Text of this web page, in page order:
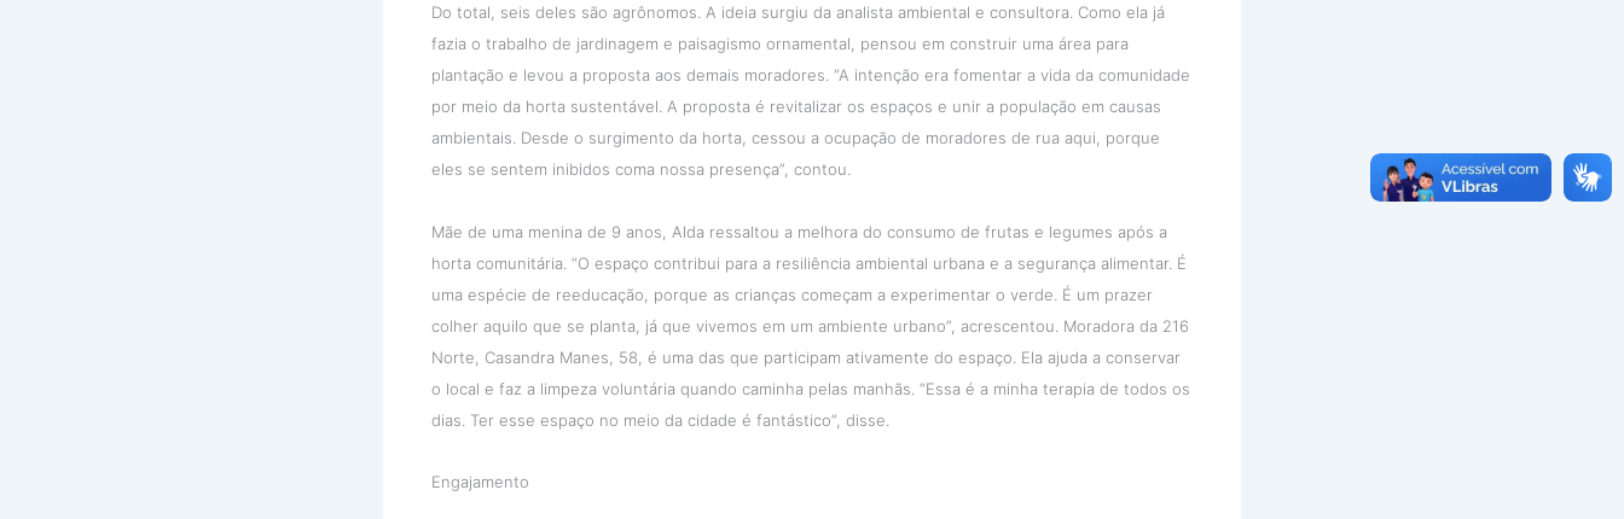
Do total, seis deles são agrônomos. A ideia surgiu da analista ambiental e consultora. Como ela já
fazia o trabalho de jardinagem e paisagismo ornamental, pensou em construir uma área para
plantação e levou a proposta aos demais moradores. “A intenção era fomentar a vida da comunidade
por meio da horta sustentável. A proposta é revitalizar os espaços e unir a população em causas
ambientais. Desde o surgimento da horta, cessou a ocupação de moradores de rua aqui, porque
eles se sentem inibidos coma nossa presença”, contou.
Mãe de uma menina de 9 anos, Alda ressaltou a melhora do consumo de frutas e legumes após a
horta comunitária. “O espaço contribui para a resiliência ambiental urbana e a segurança alimentar. É
uma espécie de reeducação, porque as crianças começam a experimentar o verde. É um prazer
colher aquilo que se planta, já que vivemos em um ambiente urbano”, acrescentou. Moradora da 216
Norte, Casandra Manes, 58, é uma das que participam ativamente do espaço. Ela ajuda a conservar
o local e faz a limpeza voluntária quando caminha pelas manhãs. “Essa é a minha terapia de todos os
dias. Ter esse espaço no meio da cidade é fantástico”, disse.
Engajamento